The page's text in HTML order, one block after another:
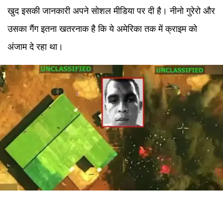
खुद इसकी जानकारी अपने सोशल मीडिया पर दी है। नीनो गुरेरो और
उसका गैंग इतना खतरनाक है कि ये अमेरिका तक में क्राइम को
अंजाम दे रहा था।